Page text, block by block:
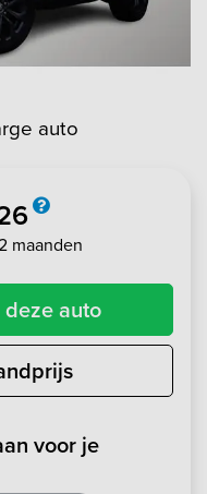
auto
maanden
auto
voor je